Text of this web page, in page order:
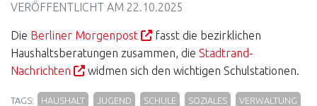
VERÖFFENTLICHT AM 22.10.2025
Die Berliner Morgenpost
fasst die bezirklichen
Haushaltsberatungen zusammen, die Stadtrand-
Nachrichten
widmen sich den wichtigen Schulstationen.
TAGS: HAUSHALT JUGEND SCHULE SOZIALES
VERWALTUNG